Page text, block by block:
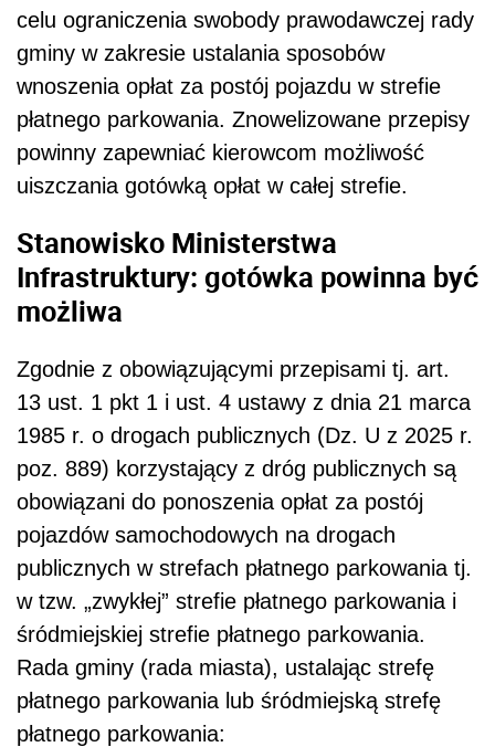
celu ograniczenia swobody prawodawczej rady
gminy w zakresie ustalania sposobów
wnoszenia opłat za postój pojazdu w strefie
płatnego parkowania. Znowelizowane przepisy
powinny zapewniać kierowcom możliwość
uiszczania gotówką opłat w całej strefie.
Stanowisko Ministerstwa
Infrastruktury: gotówka powinna być
możliwa
Zgodnie z obowiązującymi przepisami tj. art.
13 ust. 1 pkt 1 i ust. 4 ustawy z dnia 21 marca
1985 r. o drogach publicznych (Dz. U z 2025 r.
poz. 889) korzystający z dróg publicznych są
obowiązani do ponoszenia opłat za postój
pojazdów samochodowych na drogach
publicznych w strefach płatnego parkowania tj.
w tzw. „zwykłej” strefie płatnego parkowania i
śródmiejskiej strefie płatnego parkowania.
Rada gminy (rada miasta), ustalając strefę
płatnego parkowania lub śródmiejską strefę
płatnego parkowania: